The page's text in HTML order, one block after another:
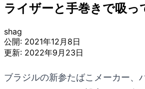
ライザーと手巻きで吸っ
shag
公開: 2021年12月8日
更新: 2022年9月23日
ブラジルの新参たばこメーカー、